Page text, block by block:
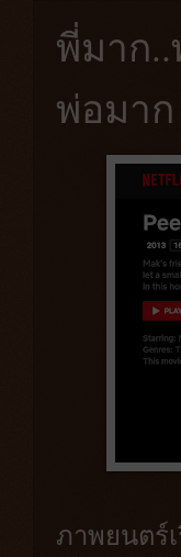
พี่มาก
พ่อมาก
ภาพยนตร์